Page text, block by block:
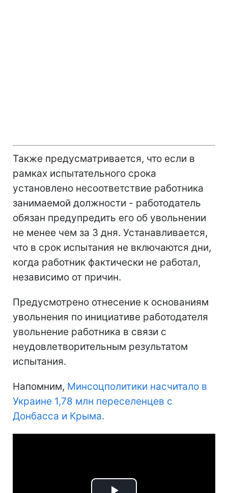
Также предусматривается, что если в
рамках испытательного срока
установлено несоответствие работника
занимаемой должности - работодатель
обязан предупредить его об увольнении
не менее чем за 3 дня. Устанавливается,
что в срок испытания не включаются дни,
когда работник фактически не работал,
независимо от причин.
Предусмотрено отнесение к основаниям
увольнения по инициативе работодателя
увольнение работника в связи с
неудовлетворительным результатом
испытания.
Напомним, Минсоцполитики насчитало в
Украине 1,78 млн переселенцев с
Донбасса и Крыма.